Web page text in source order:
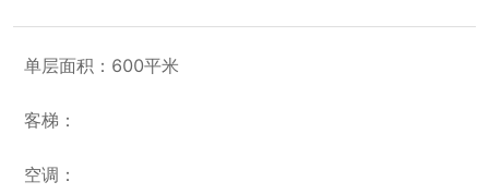
单层面积：600平米
客梯：
空调：